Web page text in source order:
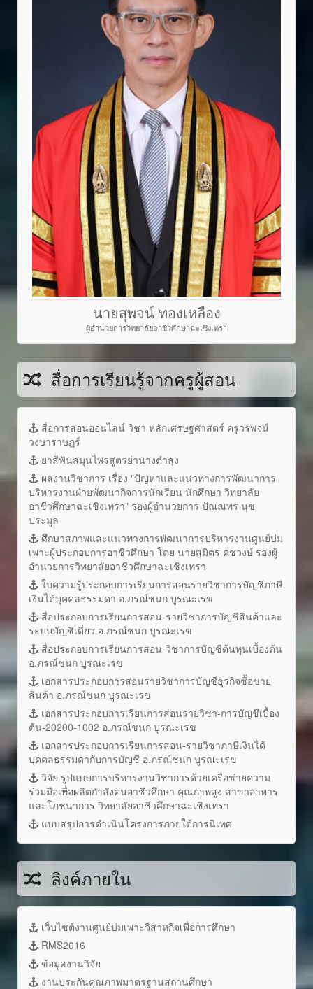
นายสุพจน์ ทองเหลือง
ผู้อำนวยการวิทยาลัยอาชีวศึกษาฉะเชิงเทรา
สื่อการเรียนรู้จากครูผู้สอน
สื่อการสอนออนไลน์ วิชา หลักเศรษฐศาสตร์ ครูวรพจน์
วงษาราษฎร์
ยาสีฟันสมุนไพรสูตรย่านางตำลุง
ผลงานวิชาการ เรื่อง "ปัญหาและแนวทางการพัฒนาการ
บริหารงานฝ่ายพัฒนากิจการนักเรียน นักศึกษา วิทยาลัย
อาชีวศึกษาฉะเชิงเทรา" รองผู้อำนวยการ ปัณณพร นุช
ประมูล
ศึกษาสภาพและแนวทางการพัฒนาการบริหารงานศูนย์บ่ม
เพาะผู้ประกอบการอาชีวศึกษา โดย นายสุมิตร คชวงษ์ รองผู้
อำนวยการวิทยาลัยอาชีวศึกษาฉะเชิงเทรา
ใบความรู้ประกอบการเรียนการสอนรายวิชาการบัญชีภาษี
เงินได้บุคคลธรรมดา อ.ภรณ์ชนก บูรณะเรข
สื่อประกอบการเรียนการสอน-รายวิชาการบัญชีสินค้าและ
ระบบบัญชีเดี่ยว อ.ภรณ์ชนก บูรณะเรข
สื่อประกอบการเรียนการสอน-วิชาการบัญชีต้นทุนเบื้องต้น
อ.ภรณ์ชนก บูรณะเรข
เอกสารประกอบการสอนรายวิชาการบัญชีธุรกิจซื้อขาย
สินค้า อ.ภรณ์ชนก บูรณะเรข
เอกสารประกอบการเรียนการสอนรายวิชา-การบัญชีเบื้อง
ต้น-20200-1002 อ.ภรณ์ชนก บูรณะเรข
เอกสารประกอบการเรียนการสอน-รายวิชาภาษีเงินได้
บุคคลธรรมดากับการบัญชี อ.ภรณ์ชนก บูรณะเรข
วิจัย รูปแบบการบริหารงานวิชาการด้วยเครือข่ายความ
ร่วมมือเพื่อผลิตกำลังคนอาชีวศึกษา คุณภาพสูง สาขาอาหาร
และโภชนาการ วิทยาลัยอาชีวศึกษาฉะเชิงเทรา
แบบสรุปการดำเนินโครงการภายใต้การนิเทศ
ลิงค์ภายใน
เว็บไซต์งานศูนย์บ่มเพาะวิสาหกิจเพื่อการศึกษา
RMS2016
ข้อมูลงานวิจัย
งานประกันคุณภาพมาตรฐานสถานศึกษา